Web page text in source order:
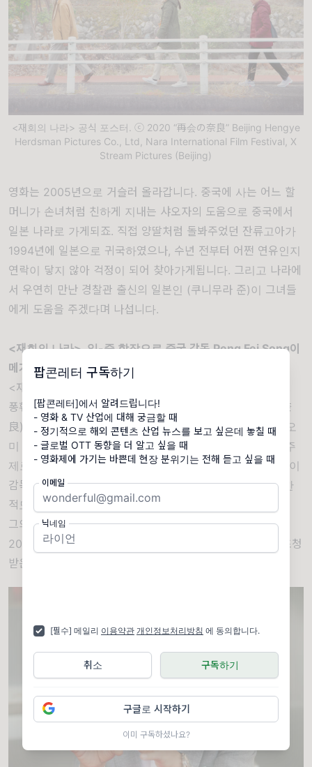
팝콘레터 구독하기
[팝콘레터]에서 알려드립니다!
- 영화 & TV 산업에 대해 궁금할 때
- 정기적으로 해외 콘텐츠 산업 뉴스를 보고 싶은데 놓칠 때
- 글로벌 OTT 동향을 더 알고 싶을 때
이메일
닉네임
[필수] 메일리 이용약관 개인정보처리방침 에 동의합니다.
구독하기
취소
구글로 시작하기
이미 구독하셨나요?
<재회의 나라> 공식 포스터. ⓒ 2020 “再会の奈良” Beijing Hengye
Herdsman Pictures Co., Ltd, Nara International Film Festival, X
Stream Pictures (Beijing)
영화는 2005년으로 거슬러 올라갑니다. 중국에 사는 어느 할
머니가 손녀처럼 친하게 지내는 샤오자의 도움으로 중국에서
일본 나라로 가게되죠. 직접 양딸처럼 돌봐주었던 잔류고아가
1994년에 일본으로 귀국하였으나, 수년 전부터 어쩐 연유인지
연락이 닿지 않아 걱정이 되어 찾아가게됩니다. 그리고 나라에
서 우연히 만난 경찰관 출신의 일본인 (쿠니무라 준)이 그녀들
에게 도움을 주겠다며 나섭니다.
<재회의 나라>, 일-중 합작으로 중국 감독 Peng Fei Song이
메가폰
<재회의 나라>의 메가폰은 1982년생의 중국의 젊은 감독,
퐁훼이(Peng Fei Song)가 잡게되었습니다. 또 실제 나라(奈
良)출신이며 국제적으로도 명성을 떨치고 있는 가와세 나오
미 감독이 제작총괄로 참여하였죠. 중국에서 잔류 고아를 주
제로 한 픽션 작품이 거의 없어 관심을 갖게 되었다는 퐁훼이
감독은 한국의 홍상수 감독 작품에 보조 프로듀서로 참여한
적도 있다고 하는데요.
그의 작품중 <The Taste of Rice Flowers>라는 영화는
2017년 베니스 영화제의 사이드 섹션인 베니스 데이즈에 초청
받은 적 있습니다.